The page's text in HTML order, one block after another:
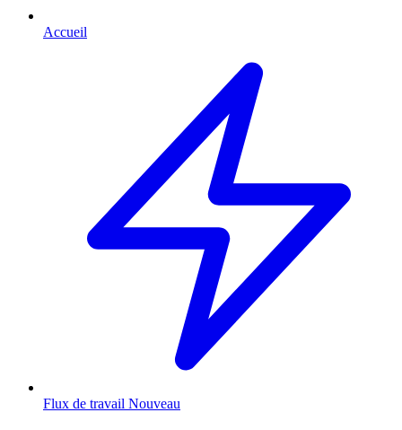
Accueil
Flux de travail Nouveau